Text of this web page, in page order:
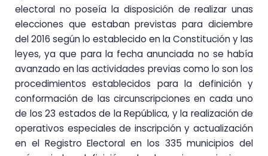
electoral no poseía la disposición de realizar unas
elecciones que estaban previstas para diciembre
del 2016 según lo establecido en la Constitución y las
leyes, ya que para la fecha anunciada no se había
avanzado en las actividades previas como lo son los
procedimientos establecidos para la definición y
conformación de las circunscripciones en cada uno
de los 23 estados de la República, y la realización de
operativos especiales de inscripción y actualización
en el Registro Electoral en los 335 municipios del